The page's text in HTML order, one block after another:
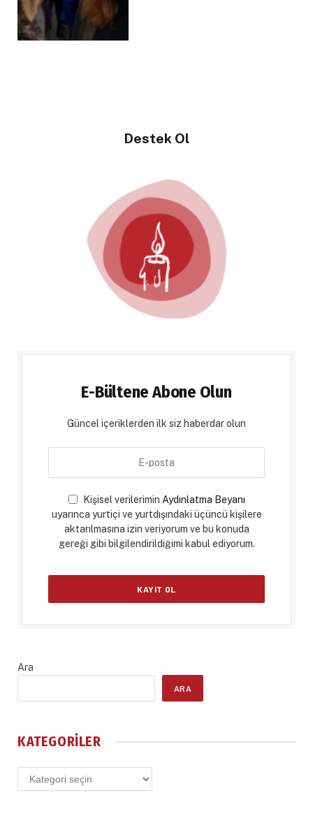
Destek Ol
E-Bültene Abone Olun
Güncel içeriklerden ilk siz haberdar olun
Kişisel verilerimin Aydınlatma Beyanı
uyarınca yurtiçi ve yurtdışındaki üçüncü kişilere
aktarılmasına izin veriyorum ve bu konuda
gereği gibi bilgilendirildiğimi kabul ediyorum.
Ara
ARA
KATEGORILER
Kategoriler